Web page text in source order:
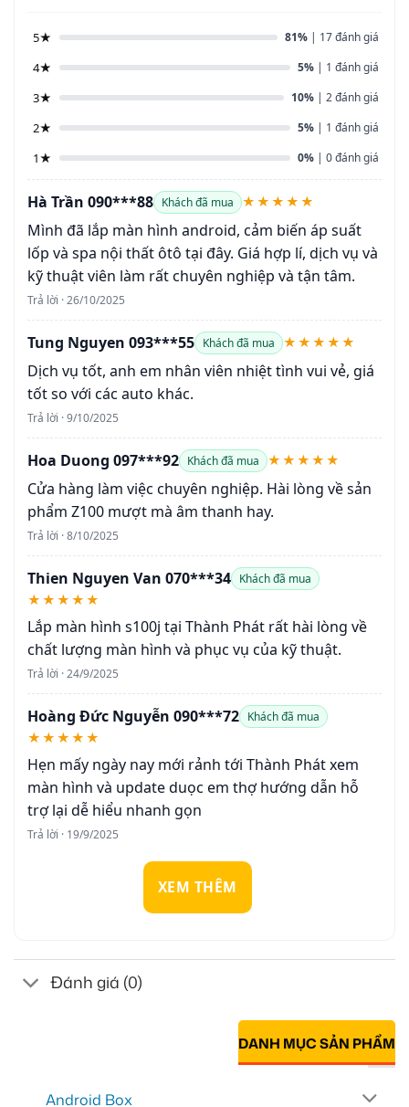
5★ 81% | 17 đánh giá
4★ 5% | 1 đánh giá
3★ 10% | 2 đánh giá
2★ 5% | 1 đánh giá
1★ 0% | 0 đánh giá
Hà Trần 090***88 Khách đã mua ★★★★★
Mình đã lắp màn hình android, cảm biến áp suất
lốp và spa nội thất ôtô tại đây. Giá hợp lí, dịch vụ và
kỹ thuật viên làm rất chuyên nghiệp và tận tâm.
Trả lời · 26/10/2025
Tung Nguyen 093***55 Khách đã mua ★★★★★
Dịch vụ tốt, anh em nhân viên nhiệt tình vui vẻ, giá
tốt so với các auto khác.
Trả lời · 9/10/2025
Hoa Duong 097***92 Khách đã mua ★★★★★
Cửa hàng làm việc chuyên nghiệp. Hài lòng về sản
phẩm Z100 mượt mà âm thanh hay.
Trả lời · 8/10/2025
Thien Nguyen Van 070***34 Khách đã mua
★★★★★
Lắp màn hình s100j tại Thành Phát rất hài lòng về
chất lượng màn hình và phục vụ của kỹ thuật.
Trả lời · 24/9/2025
Hoàng Đức Nguyễn 090***72 Khách đã mua
★★★★★
Hẹn mấy ngày nay mới rảnh tới Thành Phát xem
màn hình và update duọc em thợ hướng dẫn hỗ
trợ lại dễ hiểu nhanh gọn
Trả lời · 19/9/2025
XEM THÊM
Đánh giá (0)
DANH MỤC SẢN PHẨM
Android Box